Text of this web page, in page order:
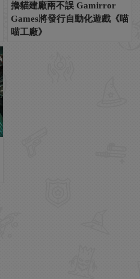
擼貓建廠兩不誤 Gamirror
Games將發行自動化遊戲《喵
喵工廠》